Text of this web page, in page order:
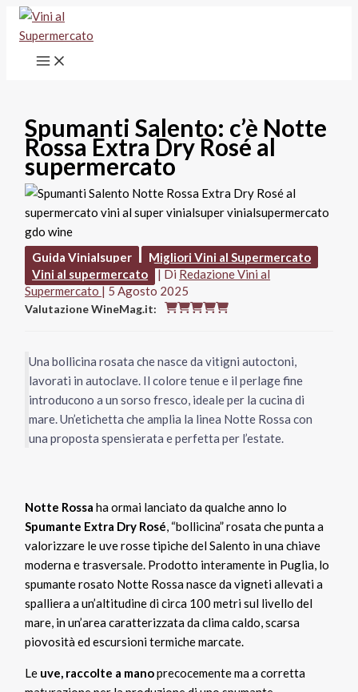
Vai
contenuto
Spumanti Salento: c’è Notte
Rossa Extra Dry Rosé al
supermercato
Guida Vinialsuper
Migliori Vini al Supermercato
Vini al supermercato
| Di Redazione Vini al
Supermercato | 5 Agosto 2025
Valutazione WineMag.it:
Una bollicina rosata che nasce da vitigni autoctoni,
lavorati in autoclave. Il colore tenue e il perlage fine
introducono a un sorso fresco, ideale per la cucina di
mare. Un’etichetta che amplia la linea Notte Rossa con
una proposta spensierata e perfetta per l’estate.
Notte Rossa ha ormai lanciato da qualche anno lo
Spumante Extra Dry Rosé, “bollicina” rosata che punta a
valorizzare le uve rosse tipiche del Salento in una chiave
moderna e trasversale. Prodotto interamente in Puglia, lo
spumante rosato Notte Rossa nasce da vigneti allevati a
spalliera a un’altitudine di circa 100 metri sul livello del
mare, in un’area caratterizzata da clima caldo, scarsa
piovosità ed escursioni termiche marcate.
Le uve, raccolte a manoprecocemente ma a corretta